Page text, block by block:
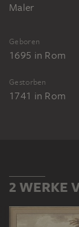
Maler
Geboren
1695 in Rom
Gestorben
1741 in Rom
2 WERKE